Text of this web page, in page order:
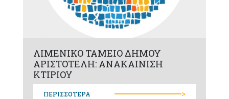
ΛΙΜΕΝΙΚΟ ΤΑΜΕΙΟ ΔΗΜΟΥ
ΑΡΙΣΤΟΤΕΛΗ: ΑΝΑΚΑΙΝΙΣΗ
ΚΤΙΡΙΟΥ
ΠΕΡΙΣΣΟΤΕΡΑ >